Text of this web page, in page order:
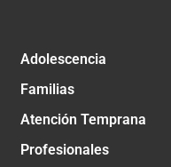
Adolescencia
Familias
Atención Temprana
Profesionales